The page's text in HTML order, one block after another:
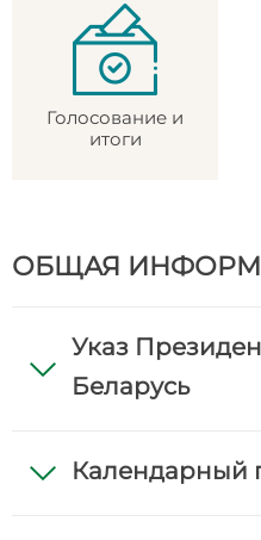
Голосование и
итоги
ОБЩАЯ
Указ
Беларусь
Календарный